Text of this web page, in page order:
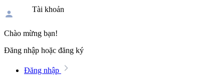
Tài khoản
Chào mừng bạn!
Đăng nhập hoặc đăng ký
Đăng nhập